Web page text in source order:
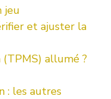
jeu
et ajuster la
(TPMS) allumé ?
: les autres